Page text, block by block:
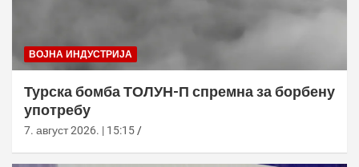
ВОЈНА ИНДУСТРИЈА
Турска бомба ТОЛУН-П спремна за борбену
употребу
7. август 2026. | 15:15